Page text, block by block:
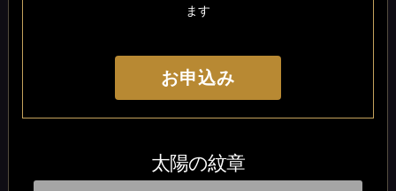
ます
お申込み
太陽の紋章